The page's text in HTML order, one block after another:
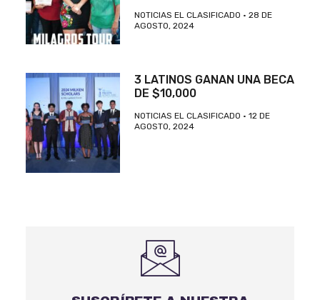
NOTICIAS EL CLASIFICADO
28 DE
AGOSTO, 2024
3 LATINOS GANAN UNA BECA
DE $10,000
NOTICIAS EL CLASIFICADO
12 DE
AGOSTO, 2024